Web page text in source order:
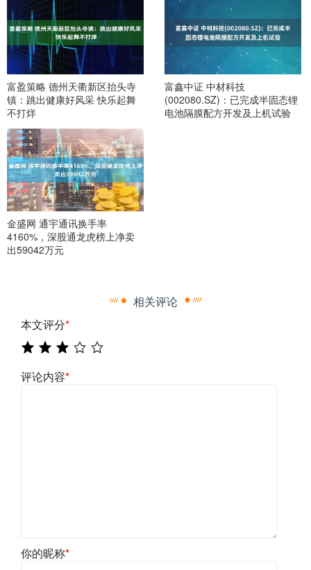
富盈策略 德州天衢新区抬头寺
镇：跳出健康好风采 快乐起舞
不打烊
富鑫中证 中材科技
(002080.SZ)：已完成半固态锂
电池隔膜配方开发及上机试验
金盛网 通宇通讯换手率
4160%，深股通龙虎榜上净卖
出59042万元
相关评论
本文评分*
评论内容*
你的昵称*